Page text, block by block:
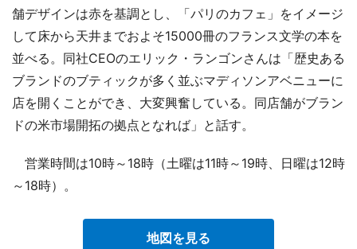
舗デザインは赤を基調とし、「パリのカフェ」をイメージ
して床から天井までおよそ15000冊のフランス文学の本を
並べる。同社CEOのエリック・ランゴンさんは「歴史ある
ブランドのブティックが多く並ぶマディソンアベニューに
店を開くことができ、大変興奮している。同店舗がブラン
ドの米市場開拓の拠点となれば」と話す。
営業時間は10時～18時（土曜は11時～19時、日曜は12時
～18時）。
地図を見る